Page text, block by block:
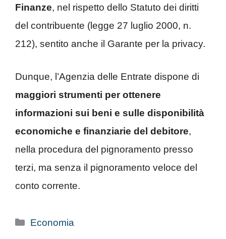
Finanze, nel rispetto dello Statuto dei diritti
del contribuente (legge 27 luglio 2000, n.
212), sentito anche il Garante per la privacy.
Dunque, l’Agenzia delle Entrate dispone di
maggiori strumenti per ottenere
informazioni sui beni e sulle disponibilità
economiche e finanziarie del debitore,
nella procedura del pignoramento presso
terzi, ma senza il pignoramento veloce del
conto corrente.
Categorie
Economia